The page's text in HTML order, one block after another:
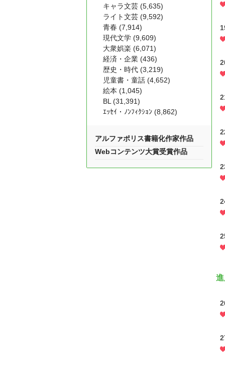
キャラ文芸 (5,635)
ライト文芸 (9,592)
青春 (7,914)
現代文学 (9,609)
大衆娯楽 (6,071)
経済・企業 (436)
歴史・時代 (3,219)
児童書・童話 (4,652)
絵本 (1,045)
BL (31,391)
ｴｯｾｲ・ﾉﾝﾌｨｸｼｮﾝ (8,862)
アルファポリス書籍化作家作品
Webコンテンツ大賞受賞作品